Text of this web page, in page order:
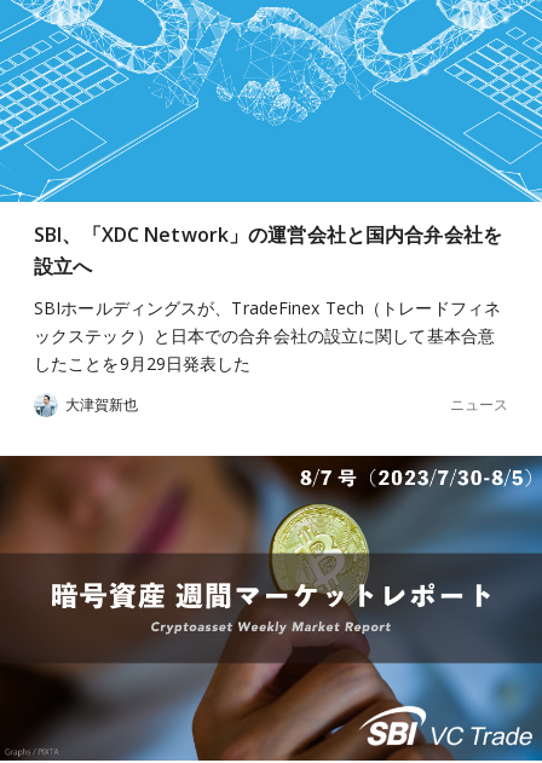
SBI、「XDC Network」の運営会社と国内合弁会社を
設立へ
SBIホールディングスが、TradeFinex Tech（トレードフィネ
ックステック）と日本での合弁会社の設立に関して基本合意
したことを9月29日発表した
大津賀新也 ニュース